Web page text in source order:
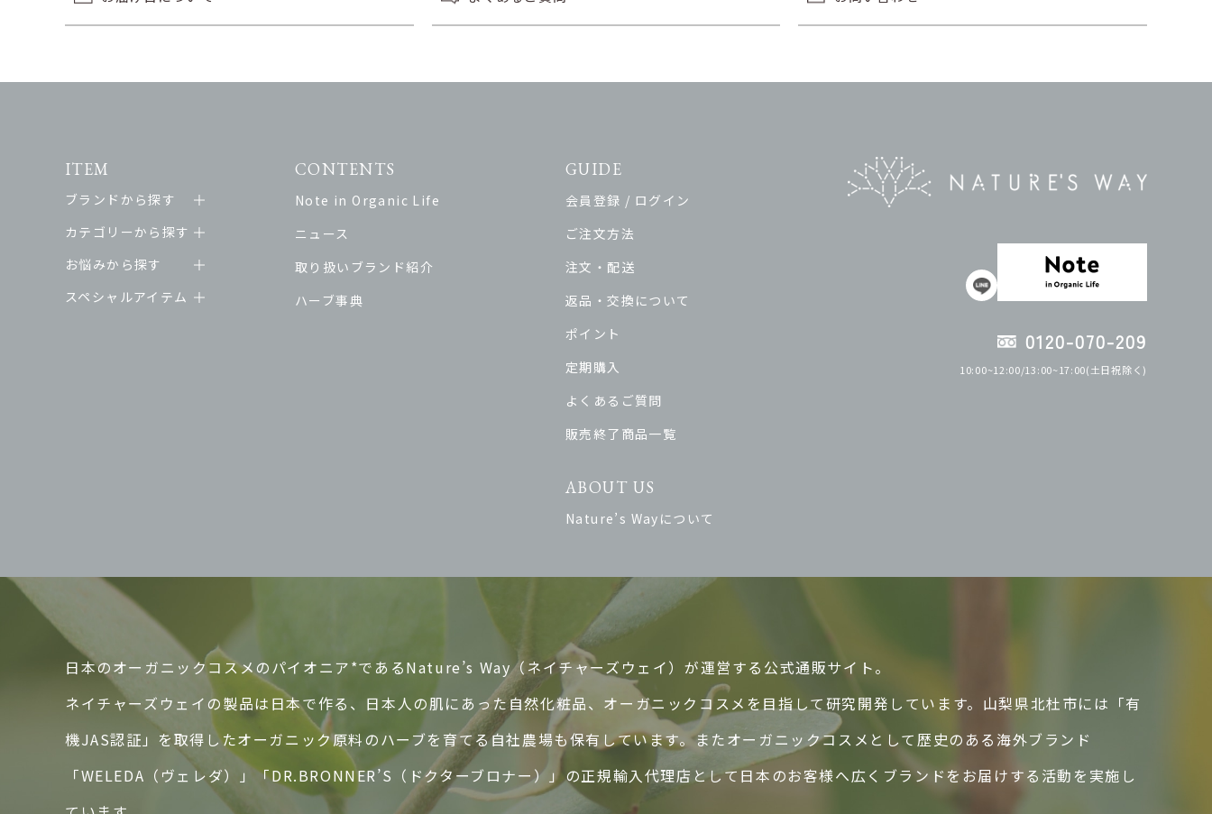
ITEM
ブランドから探す
カテゴリーから探す
お悩みから探す
スペシャルアイテム
CONTENTS
Note in Organic Life
ニュース
取り扱いブランド紹介
ハーブ事典
GUIDE
会員登録 / ログイン
ご注文方法
注文・配送
返品・交換について
ポイント
定期購入
よくあるご質問
販売終了商品一覧
ABOUT US
Nature’s Wayについて
0120-070-209
10:00~12:00/13:00~17:00(土日祝除く)
日本のオーガニックコスメのパイオニア*であるNature’s Way（ネイチャーズウェイ）が運営する公式通販サイト。
ネイチャーズウェイの製品は日本で作る、日本人の肌にあった自然化粧品、オーガニックコスメを目指して研究開発しています。山梨県北杜市には「有
機JAS認証」を取得したオーガニック原料のハーブを育てる自社農場も保有しています。またオーガニックコスメとして歴史のある海外ブランド
「WELEDA（ヴェレダ）」「DR.BRONNER’S（ドクターブロナー）」の正規輸入代理店として日本のお客様へ広くブランドをお届けする活動を実施し